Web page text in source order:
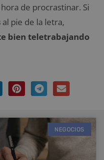
de procrastinar. Si
al pie de la letra,
bien teletrabajando
NEGOCIOS